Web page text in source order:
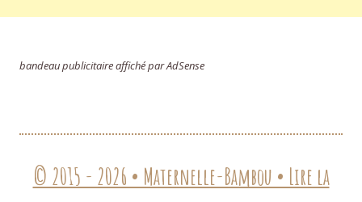
bandeau publicitaire affiché par AdSense
© 2015 - 2026 • Maternelle-Bambou • Lire la